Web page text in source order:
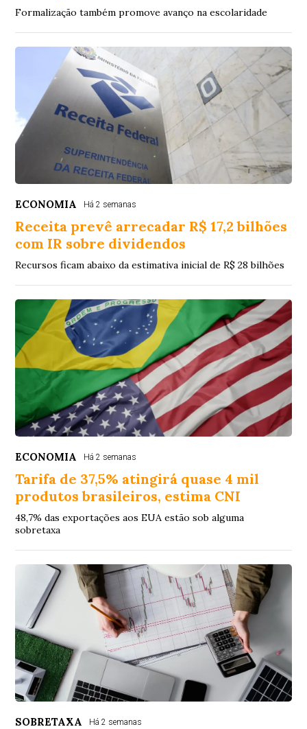
Formalização também promove avanço na escolaridade
ECONOMIA Há 2 semanas
Receita prevê arrecadar R$ 17,2 bilhões
com IR sobre dividendos
Recursos ficam abaixo da estimativa inicial de R$ 28 bilhões
ECONOMIA Há 2 semanas
Tarifa de 37,5% atingirá quase 4 mil
produtos brasileiros, estima CNI
48,7% das exportações aos EUA estão sob alguma
sobretaxa
SOBRETAXA Há 2 semanas